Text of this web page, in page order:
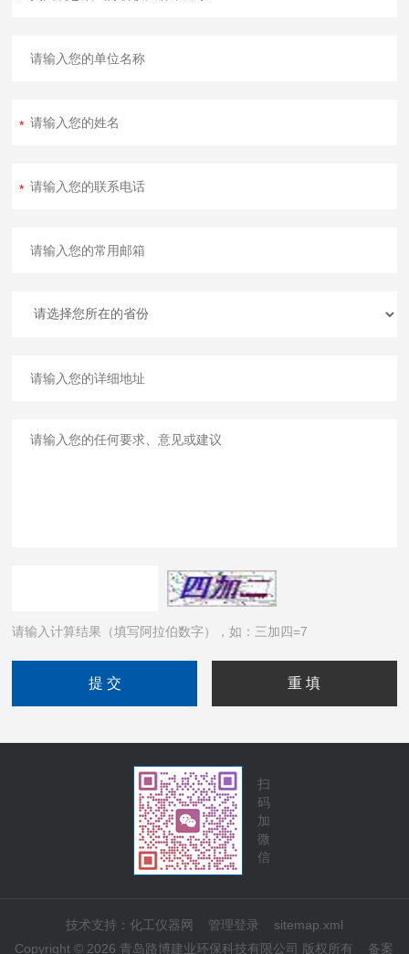
请输入计算结果（填写阿拉伯数字），如：三加四=7
扫
码
加
微
信
技术支持： 化工仪器网 管理登录
sitemap.xml
Copyright © 2026 青岛路博建业环保科技有限公司 版权所有 备案